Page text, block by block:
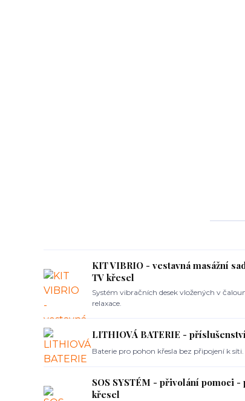
KIT VIBRIO - vestavná masážní
TV křesel
Systém vibračních desek vložených v
relaxace.
LITHIOVÁ BATERIE -
Baterie pro pohon křesla bez připojení k síti.
SOS SYSTÉM - přivolání pomoci
křesel